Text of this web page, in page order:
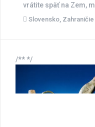
vrátite späť na Zem,
Slovensko, Zahraničie
/** */